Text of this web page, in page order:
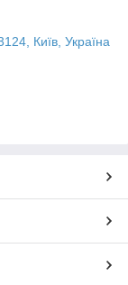
Київ, Україна